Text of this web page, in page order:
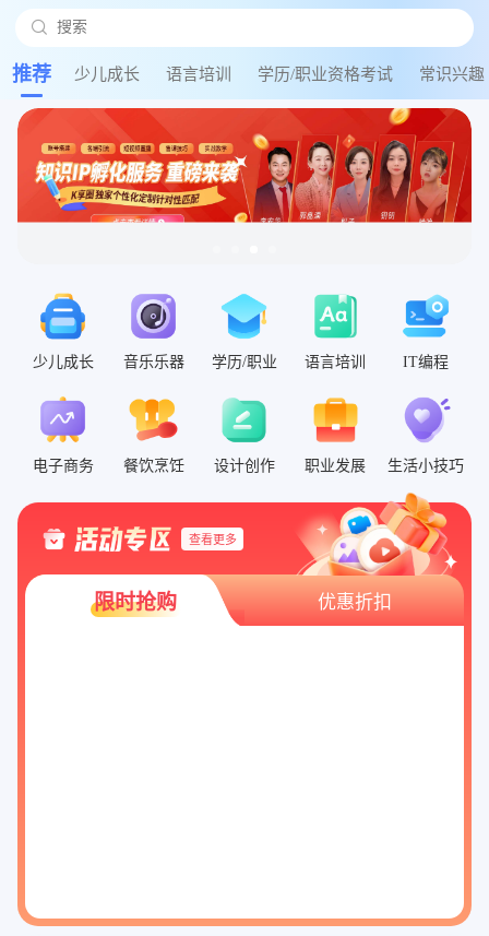
 搜索
推荐 少儿成长 语言培训 学历/职业资格考试 常识兴趣
少儿成长 音乐乐器 学历/职业 语言培训 IT编程
电子商务 餐饮烹饪 设计创作 职业发展 生活小技巧
查看更多
限时抢购 优惠折扣